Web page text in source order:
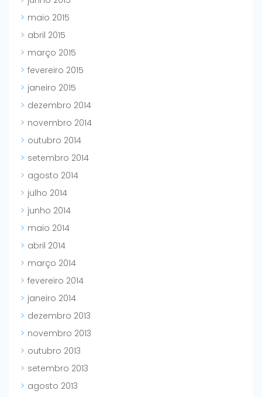
maio 2015
abril 2015
março 2015
fevereiro 2015
janeiro 2015
dezembro 2014
novembro 2014
outubro 2014
setembro 2014
agosto 2014
julho 2014
junho 2014
maio 2014
abril 2014
março 2014
fevereiro 2014
janeiro 2014
dezembro 2013
novembro 2013
outubro 2013
setembro 2013
agosto 2013